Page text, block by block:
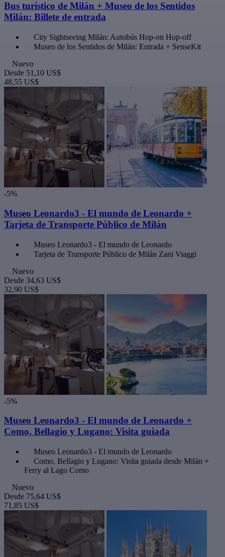
Bus turístico de Milán + Museo de los Sentidos
Milán: Billete de entrada
City Sightseeing Milán: Autobús Hop-on Hop-off
Museo de los Sentidos de Milán: Entrada + SenseKit
Nuevo
Desde 51,10 US$
48,55 US$
-5%
Museo Leonardo3 - El mundo de Leonardo +
Tarjeta de Transporte Público de Milán
Museo Leonardo3 - El mundo de Leonardo
Tarjeta de Transporte Público de Milán Zani Viaggi
Nuevo
Desde 34,63 US$
32,90 US$
-5%
Museo Leonardo3 - El mundo de Leonardo +
Como, Bellagio y Lugano: Visita guiada
Museo Leonardo3 - El mundo de Leonardo
Como, Bellagio y Lugano: Visita guiada desde Milán +
Ferry al Lago Como
Nuevo
Desde 75,64 US$
71,85 US$